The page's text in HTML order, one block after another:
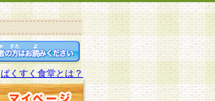
ぱくすく食堂とは？